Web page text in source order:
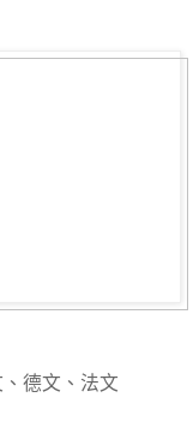
德文、法文